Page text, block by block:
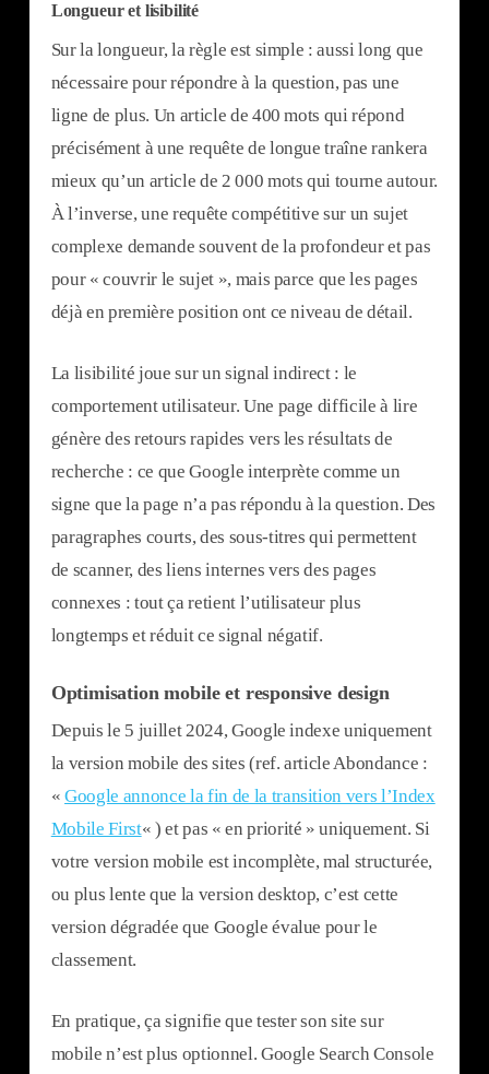
Longueur et lisibilité
Sur la longueur, la règle est simple : aussi long que
nécessaire pour répondre à la question, pas une
ligne de plus. Un article de 400 mots qui répond
précisément à une requête de longue traîne rankera
mieux qu’un article de 2 000 mots qui tourne autour.
À l’inverse, une requête compétitive sur un sujet
complexe demande souvent de la profondeur et pas
pour « couvrir le sujet », mais parce que les pages
déjà en première position ont ce niveau de détail.
La lisibilité joue sur un signal indirect : le
comportement utilisateur. Une page difficile à lire
génère des retours rapides vers les résultats de
recherche : ce que Google interprète comme un
signe que la page n’a pas répondu à la question. Des
paragraphes courts, des sous-titres qui permettent
de scanner, des liens internes vers des pages
connexes : tout ça retient l’utilisateur plus
longtemps et réduit ce signal négatif.
Optimisation mobile et responsive design
Depuis le 5 juillet 2024, Google indexe uniquement
la version mobile des sites (ref. article Abondance :
«Google annonce la fin de la transition vers l’Index
Mobile First« ) et pas « en priorité » uniquement. Si
votre version mobile est incomplète, mal structurée,
ou plus lente que la version desktop, c’est cette
version dégradée que Google évalue pour le
classement.
En pratique, ça signifie que tester son site sur
mobile n’est plus optionnel. Google Search Console